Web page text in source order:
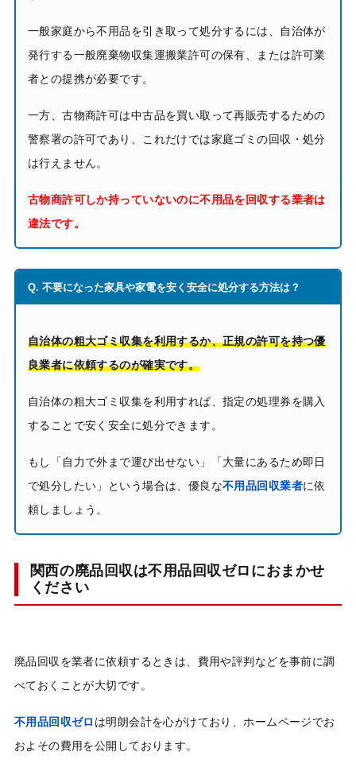
一般家庭から不用品を引き取って処分するには、自治体が
発行する一般廃棄物収集運搬業許可の保有、または許可業
者との提携が必要です。
一方、古物商許可は中古品を買い取って再販売するための
警察署の許可であり、これだけでは家庭ゴミの回収・処分
は行えません。
古物商許可しか持っていないのに不用品を回収する業者は
違法です。
Q. 不要になった家具や家電を安く安全に処分する方法は？
自治体の粗大ゴミ収集を利用するか、正規の許可を持つ優
良業者に依頼するのが確実です。
自治体の粗大ゴミ収集を利用すれば、指定の処理券を購入
することで安く安全に処分できます。
もし「自力で外まで運び出せない」「大量にあるため即日
で処分したい」という場合は、優良な不用品回収業者に依
頼しましょう。
関西の廃品回収は不用品回収ゼロにおまかせ
ください
廃品回収を業者に依頼するときは、費用や評判などを事前に調
べておくことが大切です。
不用品回収ゼロ は明朗会計を心がけており、ホームページでお
およその費用を公開しております。